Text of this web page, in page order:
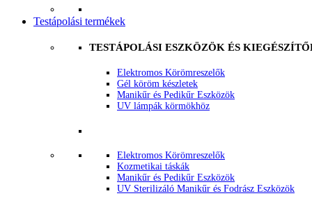
Testápolási termékek
TESTÁPOLÁSI ESZKÖZÖK ÉS
Elektromos Körömreszelők
Gél köröm készletek
Manikűr és Pedikűr Eszközök
UV lámpák körmökhöz
Elektromos Körömreszelők
Kozmetikai táskák
Manikűr és Pedikűr Eszközök
UV Sterilizáló Manikűr és Fodrász Eszközök